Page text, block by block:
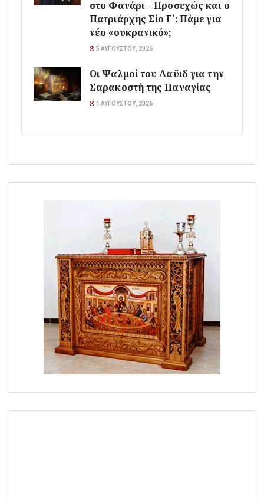
στο Φανάρι – Προσεχώς και ο
Πατριάρχης Σίο Γ΄: Πάμε για
νέο «ουκρανικό»;
5 ΑΥΓΟΎΣΤΟΥ, 2026
Οι Ψαλμοί του Δαϋιδ για την
Σαρακοστή της Παναγίας
1 ΑΥΓΟΎΣΤΟΥ, 2026